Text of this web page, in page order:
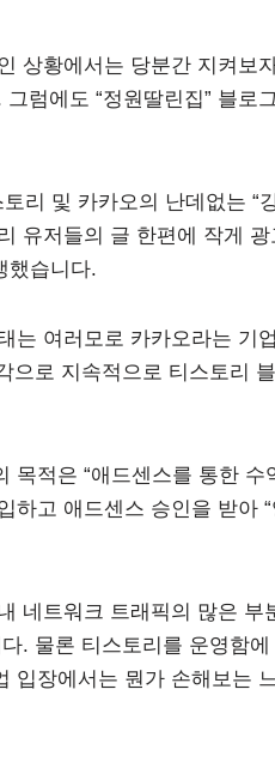
상황에서는 당분간 지켜보
럼에도 “정원딸린집” 블
리 및 카카오의 난데없는 “
유저들의 글 한편에 작게
했습니다.
는 여러모로 카카오라는
으로 지속적으로 티스토리
목적은 “애드센스를 통한
하고 애드센스 승인을 받아
네트워크 트래픽의 많은
. 물론 티스토리를 운영함
입장에서는 뭔가 손해보는